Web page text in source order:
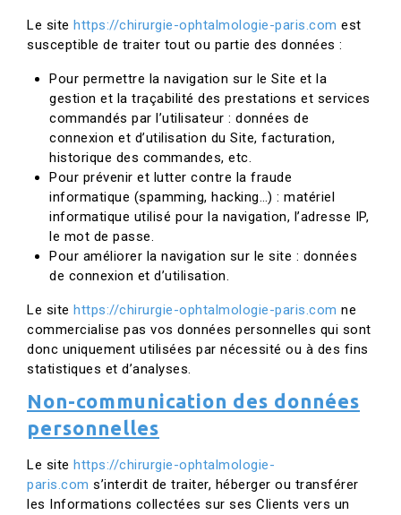
Le site https://chirurgie-ophtalmologie-paris.com est
susceptible de traiter tout ou partie des données :
Pour permettre la navigation sur le Site et la
gestion et la traçabilité des prestations et services
commandés par l’utilisateur : données de
connexion et d’utilisation du Site, facturation,
historique des commandes, etc.
Pour prévenir et lutter contre la fraude
informatique (spamming, hacking…) : matériel
informatique utilisé pour la navigation, l’adresse IP,
le mot de passe.
Pour améliorer la navigation sur le site : données
de connexion et d’utilisation.
Le site https://chirurgie-ophtalmologie-paris.com ne
commercialise pas vos données personnelles qui sont
donc uniquement utilisées par nécessité ou à des fins
statistiques et d’analyses.
Non-communication des données
personnelles
Le site https://chirurgie-ophtalmologie-
paris.com s’interdit de traiter, héberger ou transférer
les Informations collectées sur ses Clients vers un